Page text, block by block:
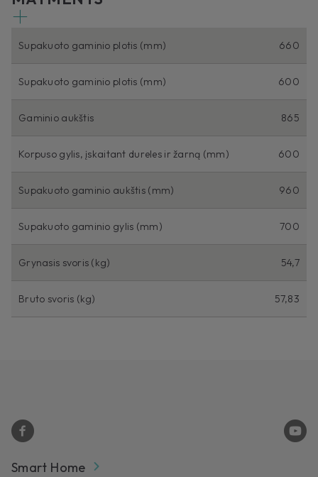
Supakuoto gaminio plotis (mm) 660
Supakuoto gaminio plotis (mm) 600
Gaminio aukštis 865
Korpuso gylis, įskaitant dureles ir žarną (mm) 600
Supakuoto gaminio aukštis (mm) 960
Supakuoto gaminio gylis (mm) 700
Grynasis svoris (kg) 54,7
Bruto svoris (kg) 57,83
Smart Home